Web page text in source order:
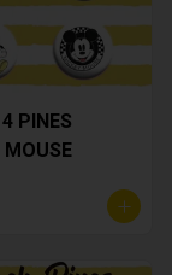
PINES
MOUSE